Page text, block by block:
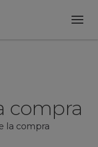
compra
la compra